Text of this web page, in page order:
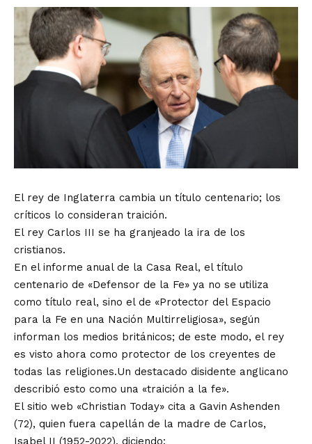
El rey de Inglaterra cambia un título centenario; los
críticos lo consideran traición.
El rey Carlos III se ha granjeado la ira de los
cristianos.
En el informe anual de la Casa Real, el título
centenario de «Defensor de la Fe» ya no se utiliza
como título real, sino el de «Protector del Espacio
para la Fe en una Nación Multirreligiosa», según
informan los medios británicos; de este modo, el rey
es visto ahora como protector de los creyentes de
todas las religiones.Un destacado disidente anglicano
describió esto como una «traición a la fe».
El sitio web «Christian Today» cita a Gavin Ashenden
(72), quien fuera capellán de la madre de Carlos,
Isabel II (1952-2022), diciendo: